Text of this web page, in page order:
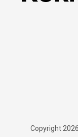
Copyright